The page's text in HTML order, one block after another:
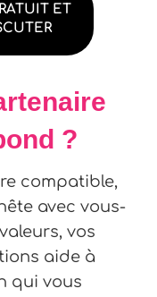
ET
?
compatible,
avec vous-
vos
aide à
qui vous